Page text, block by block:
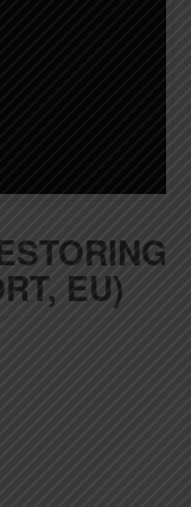
EU)